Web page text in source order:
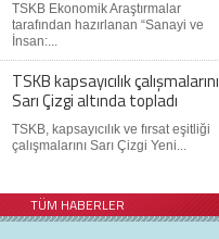
TSKB Ekonomik Araştırmalar
tarafından hazırlanan “Sanayi ve
İnsan:...
TSKB kapsayıcılık çalışmalarını
Sarı Çizgi altında topladı
TSKB, kapsayıcılık ve fırsat eşitliği
çalışmalarını Sarı Çizgi Yeni...
TÜM HABERLER